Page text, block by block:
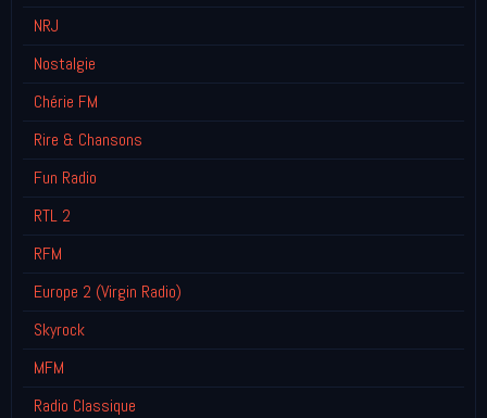
NRJ
Nostalgie
Chérie FM
Rire & Chansons
Fun Radio
RTL 2
RFM
Europe 2 (Virgin Radio)
Skyrock
MFM
Radio Classique